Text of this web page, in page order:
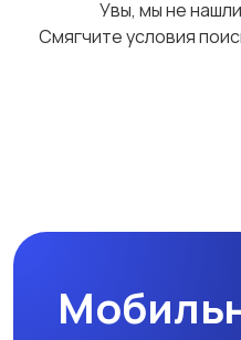
Увы, мы не
Смягчите условия